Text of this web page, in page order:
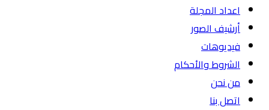
اعداد المجلة
أرشيف الصور
فيديوهات
الشروط والأحكام
من نحن
اتصل بنا